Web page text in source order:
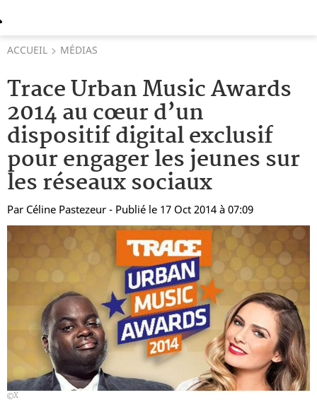
ACCUEIL MÉDIAS
Trace Urban Music Awards
2014 au cœur d’un
dispositif digital exclusif
pour engager les jeunes sur
les réseaux sociaux
Par Céline Pastezeur - Publié le 17 Oct 2014 à 07:09
X